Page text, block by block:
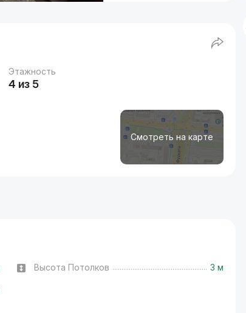
Этажность
4 из 5
Смотреть на карте
Высота Потолков 3 м